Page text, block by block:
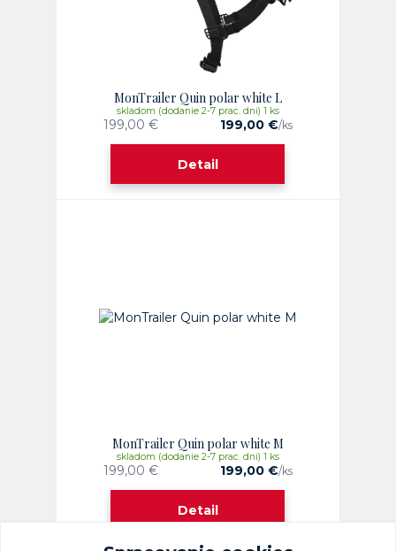
MonTrailer Quin polar white L
199,00 € 199,00 €/ks
skladom (dodanie 2-7 prac. dni) 1 ks
Detail
MonTrailer Quin polar white M
199,00 € 199,00 €/ks
skladom (dodanie 2-7 prac. dni) 1 ks
Detail